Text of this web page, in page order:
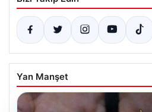
Yan Manşet